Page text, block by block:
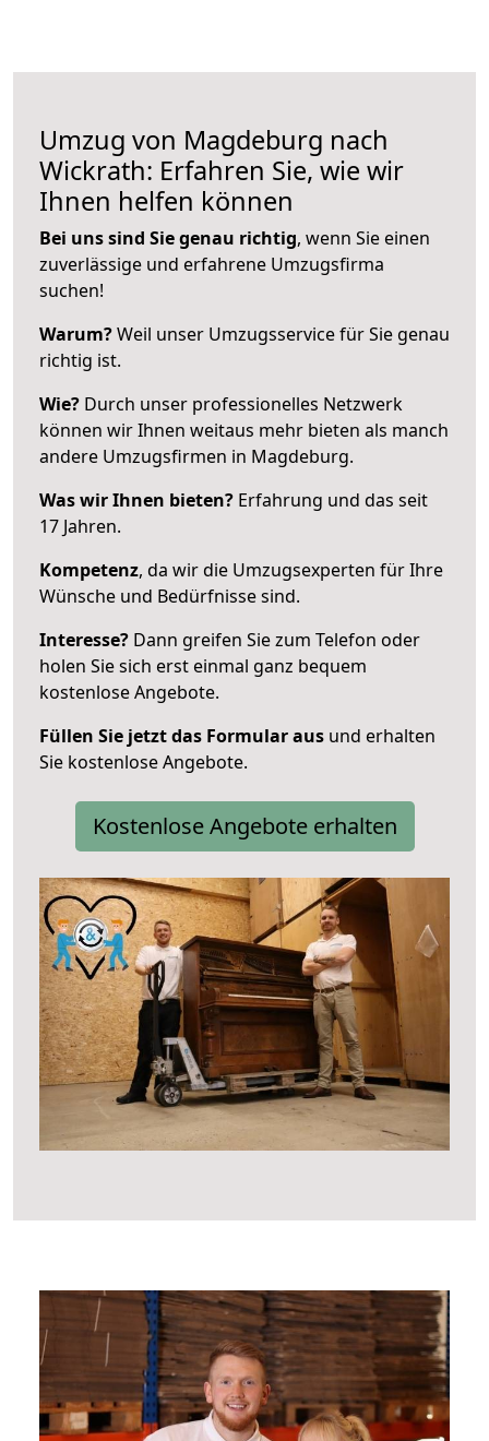
Umzug von Magdeburg nach
Wickrath: Erfahren Sie, wie wir
Ihnen helfen können
Bei uns sind Sie genau richtig, wenn Sie einen
zuverlässige und erfahrene Umzugsfirma
suchen!
Warum?Weil unser Umzugsservice für Sie genau
richtig ist.
Wie? Durch unser professionelles Netzwerk
können wir Ihnen weitaus mehr bieten als manch
andere Umzugsfirmen in Magdeburg.
Was wir Ihnen bieten? Erfahrung und das seit
17 Jahren.
Kompetenz, da wir die Umzugsexperten für Ihre
Wünsche und Bedürfnisse sind.
Interesse? Dann greifen Sie zum Telefon oder
holen Sie sich erst einmal ganz bequem
kostenlose Angebote.
Füllen Sie jetzt das Formular aus und erhalten
Sie kostenlose Angebote.
Kostenlose Angebote erhalten